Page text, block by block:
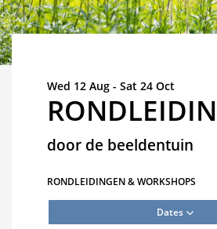
door de beeldentuin
Wed 12 Aug - Sat 24 Oct
RONDLEIDINGEN & WORKSHOPS
Dates